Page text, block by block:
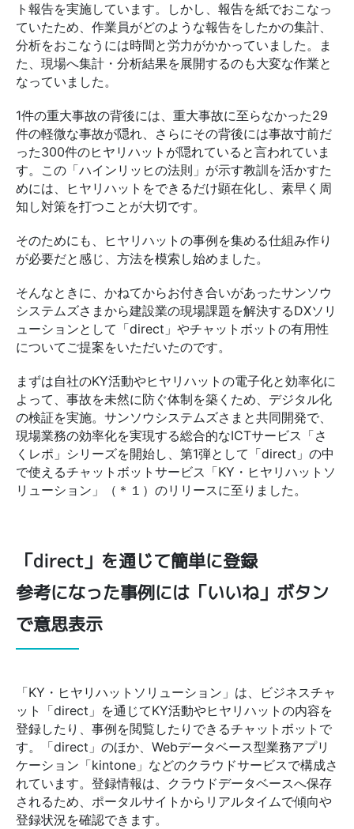
ト報告を実施しています。しかし、報告を紙でおこなっ
ていたため、作業員がどのような報告をしたかの集計、
分析をおこなうには時間と労力がかかっていました。ま
た、現場へ集計・分析結果を展開するのも大変な作業と
なっていました。
1件の重大事故の背後には、重大事故に至らなかった29
件の軽微な事故が隠れ、さらにその背後には事故寸前だ
った300件のヒヤリハットが隠れていると言われていま
す。この「ハインリッヒの法則」が示す教訓を活かすた
めには、ヒヤリハットをできるだけ顕在化し、素早く周
知し対策を打つことが大切です。
そのためにも、ヒヤリハットの事例を集める仕組み作り
が必要だと感じ、方法を模索し始めました。
そんなときに、かねてからお付き合いがあったサンソウ
システムズさまから建設業の現場課題を解決するDXソリ
ューションとして「direct」やチャットボットの有用性
についてご提案をいただいたのです。
まずは自社のKY活動やヒヤリハットの電子化と効率化に
よって、事故を未然に防ぐ体制を築くため、デジタル化
の検証を実施。サンソウシステムズさまと共同開発で、
現場業務の効率化を実現する総合的なICTサービス「さ
くレポ」シリーズを開始し、第1弾として「direct」の中
で使えるチャットボットサービス「KY・ヒヤリハットソ
リューション」（＊１）のリリースに至りました。
「direct」を通じて簡単に登録
参考になった事例には「いいね」ボタン
で意思表示
「KY・ヒヤリハットソリューション」は、ビジネスチャ
ット「direct」を通じてKY活動やヒヤリハットの内容を
登録したり、事例を閲覧したりできるチャットボットで
す。「direct」のほか、Webデータベース型業務アプリ
ケーション「kintone」などのクラウドサービスで構成さ
れています。登録情報は、クラウドデータベースへ保存
されるため、ポータルサイトからリアルタイムで傾向や
登録状況を確認できます。